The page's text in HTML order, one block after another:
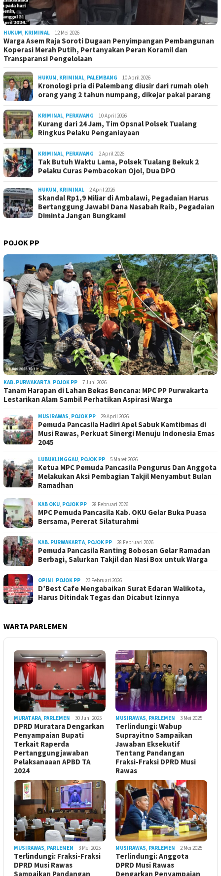
HUKUM KRIMINAL 12 Mei 2026
Warga Asem Raja Soroti Dugaan Penyimpangan Pembangunan
Koperasi Merah Putih, Pertanyakan Peran Koramil dan
Transparansi Pengelolaan
HUKUM KRIMINAL PALEMBANG 10 April 2026
Kronologi pria di Palembang diusir dari rumah oleh
orang yang 2 tahun numpang, dikejar pakai parang
KRIMINAL PERAWANG 10 April 2026
Kurang dari 24 Jam, Tim Opsnal Polsek Tualang
Ringkus Pelaku Penganiayaan
KRIMINAL PERAWANG 2 April 2026
Tak Butuh Waktu Lama, Polsek Tualang Bekuk 2
Pelaku Curas Pembacokan Ojol, Dua DPO
HUKUM KRIMINAL 2 April 2026
Skandal Rp1,9 Miliar di Ambalawi, Pegadaian Harus
Bertanggung Jawab! Dana Nasabah Raib, Pegadaian
Diminta Jangan Bungkam!
POJOK PP
KAB. PURWAKARTA POJOK PP 7 Juni 2026
Tanam Harapan di Lahan Bekas Bencana: MPC PP Purwakarta
Lestarikan Alam Sambil Perhatikan Aspirasi Warga
MUSIRAWAS POJOK PP 29 April 2026
Pemuda Pancasila Hadiri Apel Sabuk Kamtibmas di
Musi Rawas, Perkuat Sinergi Menuju Indonesia Emas
2045
LUBUKLINGGAU POJOK PP 5 Maret 2026
Ketua MPC Pemuda Pancasila Pengurus Dan Anggota
Melakukan Aksi Pembagian Takjil Menyambut Bulan
Ramadhan
KAB OKU POJOK PP 28 Februari 2026
MPC Pemuda Pancasila Kab. OKU Gelar Buka Puasa
Bersama, Pererat Silaturahmi
KAB. PURWAKARTA POJOK PP 28 Februari 2026
Pemuda Pancasila Ranting Bobosan Gelar Ramadan
Berbagi, Salurkan Takjil dan Nasi Box untuk Warga
OPINI POJOK PP 23 Februari 2026
D’Best Cafe Mengabaikan Surat Edaran Walikota,
Harus Ditindak Tegas dan Dicabut Izinnya
WARTA PARLEMEN
MURATARA PARLEMEN 30 Juni 2025
DPRD Muratara Dengarkan
Penyampaian Bupati
Terkait Raperda
Pertanggungjawaban
Pelaksanaaan APBD TA
2024
MUSIRAWAS PARLEMEN 3 Mei 2025
Terlindungi: Wabup
Suprayitno Sampaikan
Jawaban Eksekutif
Tentang Pandangan
Fraksi-Fraksi DPRD Musi
Rawas
MUSIRAWAS PARLEMEN 3 Mei 2025
Terlindungi: Fraksi-Fraksi
DPRD Musi Rawas
Sampaikan Pandangan
MUSIRAWAS PARLEMEN 2 Mei 2025
Terlindungi: Anggota
DPRD Musi Rawas
Dengarkan Penyampaian